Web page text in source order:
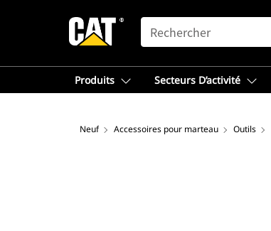
SEARCH
Produits Secteurs D’activité
Neuf Accessoires pour marteau Outils